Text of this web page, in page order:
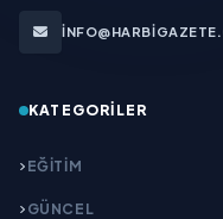
KATEGORILER
EĞITIM
GÜNCEL